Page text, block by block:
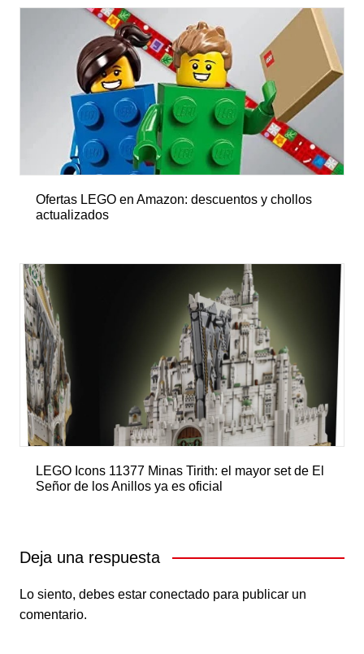
Ofertas LEGO en Amazon: descuentos y chollos
actualizados
LEGO Icons 11377 Minas Tirith: el mayor set de El
Señor de los Anillos ya es oficial
Deja una respuesta
Lo siento, debes estar conectadopara publicar un
comentario.